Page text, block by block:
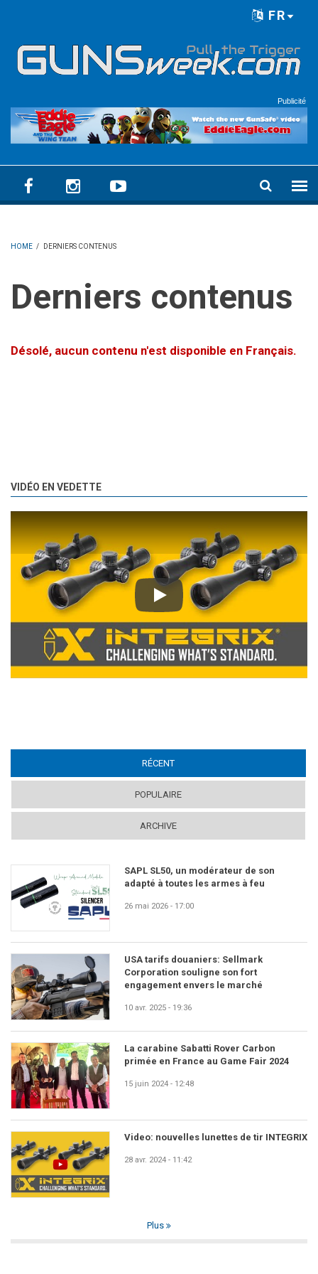
FR
Publicité
HOME / DERNIERS CONTENUS
Derniers contenus
Désolé, aucun contenu n'est disponible en Français.
VIDÉO EN VEDETTE
Play
RÉCENT
POPULAIRE
ARCHIVE
SAPL SL50, un modérateur de son
adapté à toutes les armes à feu
26 mai 2026 - 17:00
USA tarifs douaniers: Sellmark
Corporation souligne son fort
engagement envers le marché
10 avr. 2025 - 19:36
La carabine Sabatti Rover Carbon
primée en France au Game Fair 2024
15 juin 2024 - 12:48
Video: nouvelles lunettes de tir INTEGRIX
28 avr. 2024 - 11:42
Plus